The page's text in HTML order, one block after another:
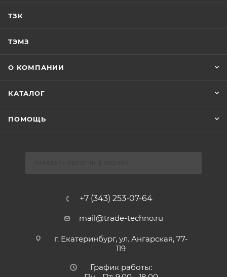
ТЗК
ТЭМЗ
О КОМПАНИИ
КАТАЛОГ
ПОМОЩЬ
+7 (343) 253-07-64
mail@trade-techno.ru
г. Екатеринбург, ул. Ангарская, 77-
119
График работы: